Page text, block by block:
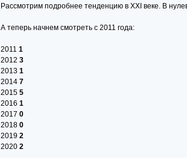
Рассмотрим подробнее тенденцию в XXI веке. В
А теперь начнем смотреть с 2011 года:
2011 1
2012 3
2013 1
2014 7
2015 5
2016 1
2017 0
2018 0
2019 2
2020 2